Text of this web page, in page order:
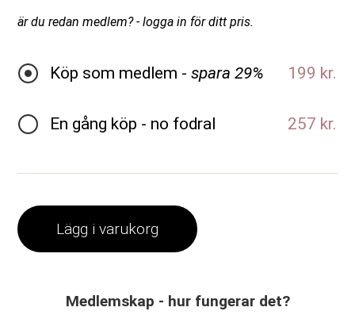
är du redan medlem? - logga in för ditt pris.
Köp som medlem - spara 29% 199 kr.
En gång köp - no fodral 257 kr.
Lägg i varukorg
Medlemskap - hur fungerar det?